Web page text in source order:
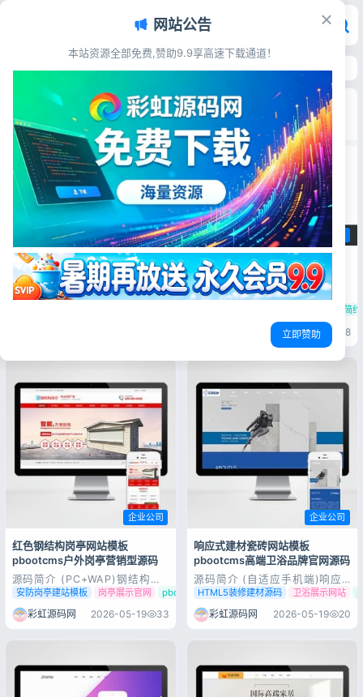
首页>源码资源>企业公司
企业公司
多用户上班打卡系统源码 企业员
工考勤签到记录统计分析后台源
码源码简介 多用户上班打卡系统
源码｜支持记录查询+统计分析/
考勤打卡系统源码 用户管理 支
持注册、登录、密码修改和密码
月度出勤分析系统 企业办公签到源码 员工打卡记录查询
企业公司
蓝色简约个人接单HTML源码 静
态单页接单展示网站
源码简介 蓝色简约风个人接单
合展示业务、接单宣传使用，源
码完整可用，上手简单，直接上
码下载
蓝色简
2026-05-31 18
企业公司
红色钢结构岗亭网站模板
pbootcms户外岗亭营销型源码
源码简介 (PC+WAP)钢结构岗
亭营销型pbootcms网站模板
红色户外岗亭网站源码下载
pbootcms内核开发的网站模
板，该模板适用于营销型网站、
PC+WA...
安防岗亭建站模板 岗亭展示官网 pbootcms营销网站
彩虹源码网 2026-05-19 33
企业公司
响应式建材瓷砖网站模板
pbootcms高端卫浴品牌官网源码
源码简介 (自适应手机端)响应
式品牌建材瓷砖类pbootcms网
站模板 HTML5高端瓷砖卫浴网
站源码下载pbootcms内核开发
的网站模板，该模板适用于建材
的...
HTML5装修建材源码 卫浴展示网站
彩虹源码网 2026-05-19 20
网站公告
本站资源全部免费,赞助9.9享高速下载通道！
立即赞助